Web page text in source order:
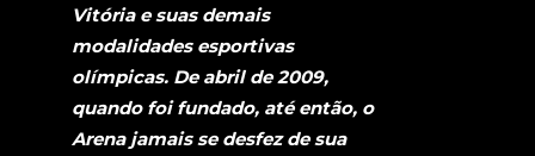
Vitória e suas demais
modalidades esportivas
olímpicas. De abril de 2009,
quando foi fundado, até então, o
Arena jamais se desfez de sua